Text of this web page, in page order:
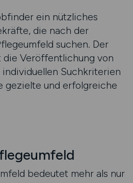
ein nützliches
die nach der
suchen. Der
Veröffentlichung von
Suchkriterien
gezielte und erfolgreiche
bedeutet mehr als nur